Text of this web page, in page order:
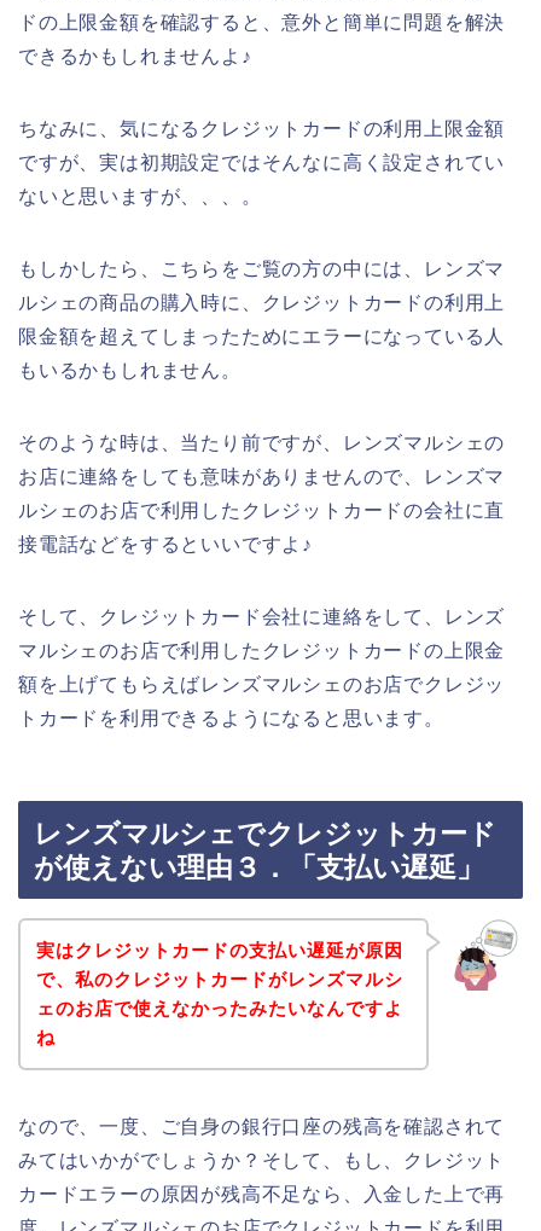
ドの上限金額を確認すると、意外と簡単に問題を解決
できるかもしれませんよ♪
ちなみに、気になるクレジットカードの利用上限金額
ですが、実は初期設定ではそんなに高く設定されてい
ないと思いますが、、、。
もしかしたら、こちらをご覧の方の中には、レンズマ
ルシェの商品の購入時に、クレジットカードの利用上
限金額を超えてしまったためにエラーになっている人
もいるかもしれません。
そのような時は、当たり前ですが、レンズマルシェの
お店に連絡をしても意味がありませんので、レンズマ
ルシェのお店で利用したクレジットカードの会社に直
接電話などをするといいですよ♪
そして、クレジットカード会社に連絡をして、レンズ
マルシェのお店で利用したクレジットカードの上限金
額を上げてもらえばレンズマルシェのお店でクレジッ
トカードを利用できるようになると思います。
レンズマルシェでクレジットカード
が使えない理由３．「支払い遅延」
実はクレジットカードの支払い遅延が原因
で、私のクレジットカードがレンズマルシ
ェのお店で使えなかったみたいなんですよ
ね
なので、一度、ご自身の銀行口座の残高を確認されて
みてはいかがでしょうか？そして、もし、クレジット
カードエラーの原因が残高不足なら、入金した上で再